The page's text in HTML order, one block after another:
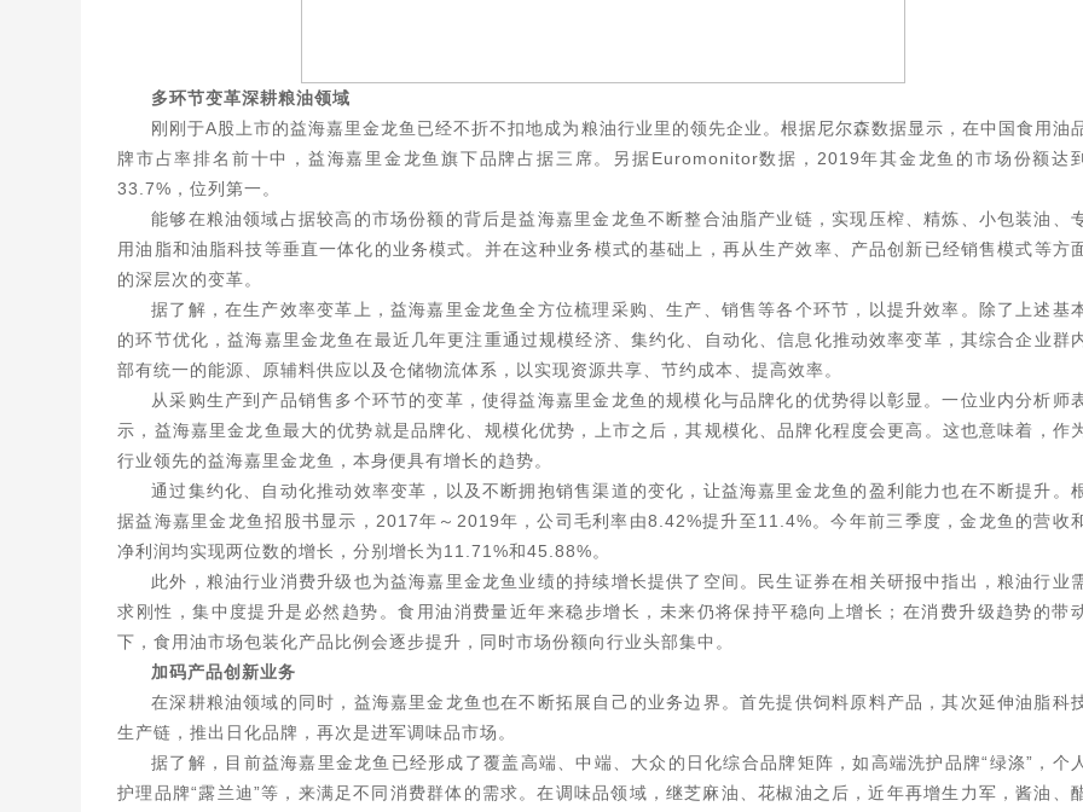
多环节变革深耕粮油领域
刚刚于A股上市的益海嘉里金龙鱼已经不折不扣地成为粮油行业里的领先企业。根据尼尔森数据显示，在中国食用油
牌市占率排名前十中，益海嘉里金龙鱼旗下品牌占据三席。另据Euromonitor数据，2019年其金龙鱼的市场份额达到
33.7%，位列第一。
能够在粮油领域占据较高的市场份额的背后是益海嘉里金龙鱼不断整合油脂产业链，实现压榨、精炼、小包装油、
用油脂和油脂科技等垂直一体化的业务模式。并在这种业务模式的基础上，再从生产效率、产品创新已经销售模式等方
的深层次的变革。
据了解，在生产效率变革上，益海嘉里金龙鱼全方位梳理采购、生产、销售等各个环节，以提升效率。除了上述基
的环节优化，益海嘉里金龙鱼在最近几年更注重通过规模经济、集约化、自动化、信息化推动效率变革，其综合企业群
部有统一的能源、原辅料供应以及仓储物流体系，以实现资源共享、节约成本、提高效率。
从采购生产到产品销售多个环节的变革，使得益海嘉里金龙鱼的规模化与品牌化的优势得以彰显。一位业内分析师
示，益海嘉里金龙鱼最大的优势就是品牌化、规模化优势，上市之后，其规模化、品牌化程度会更高。这也意味着，作
行业领先的益海嘉里金龙鱼，本身便具有增长的趋势。
通过集约化、自动化推动效率变革，以及不断拥抱销售渠道的变化，让益海嘉里金龙鱼的盈利能力也在不断提升。
据益海嘉里金龙鱼招股书显示，2017年～2019年，公司毛利率由8.42%提升至11.4%。今年前三季度，金龙鱼的营收
净利润均实现两位数的增长，分别增长为11.71%和45.88%。
此外，粮油行业消费升级也为益海嘉里金龙鱼业绩的持续增长提供了空间。民生证券在相关研报中指出，粮油行业
求刚性，集中度提升是必然趋势。食用油消费量近年来稳步增长，未来仍将保持平稳向上增长；在消费升级趋势的带
下，食用油市场包装化产品比例会逐步提升，同时市场份额向行业头部集中。
加码产品创新业务
在深耕粮油领域的同时，益海嘉里金龙鱼也在不断拓展自己的业务边界。首先提供饲料原料产品，其次延伸油脂科
生产链，推出日化品牌，再次是进军调味品市场。
据了解，目前益海嘉里金龙鱼已经形成了覆盖高端、中端、大众的日化综合品牌矩阵，如高端洗护品牌“绿涤”，个人
护理品牌“露兰迪”等，来满足不同消费群体的需求。在调味品领域，继芝麻油、花椒油之后，近年再增生力军，酱油、